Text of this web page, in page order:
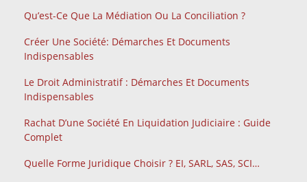
Qu’est-Ce Que La Médiation Ou La Conciliation ?
Créer Une Société: Démarches Et Documents
Indispensables
Le Droit Administratif : Démarches Et Documents
Indispensables
Rachat D’une Société En Liquidation Judiciaire : Guide
Complet
Quelle Forme Juridique Choisir ? EI, SARL, SAS, SCI…